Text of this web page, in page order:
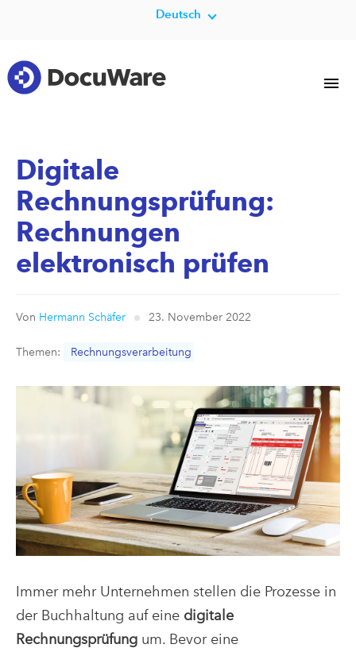
Deutsch
Digitale
Rechnungsprüfung:
Rechnungen
elektronisch prüfen
Von Hermann Schäfer 23. November 2022
Themen: Rechnungsverarbeitung
Immer mehr Unternehmen stellen die Prozesse in
der Buchhaltung auf eine digitale
Rechnungsprüfung um. Bevor eine